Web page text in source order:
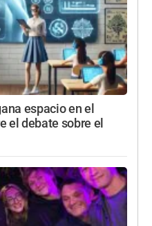
espacio en el
el debate sobre el